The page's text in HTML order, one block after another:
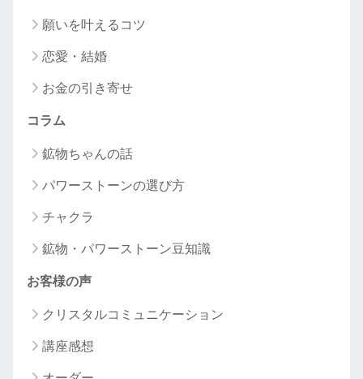
願いを叶えるコツ
恋愛・結婚
お金の引き寄せ
コラム
鉱物ちゃんの話
パワーストーンの選び方
チャクラ
鉱物・パワーストーン豆知識
お客様の声
クリスタルコミュニケーション
講座感想